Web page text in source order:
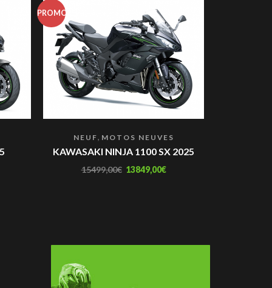
PROMO
NEUF, MOTOS NEUVES
KAWASAKI NINJA 1100 SX 2025
15499,00€ 13849,00€